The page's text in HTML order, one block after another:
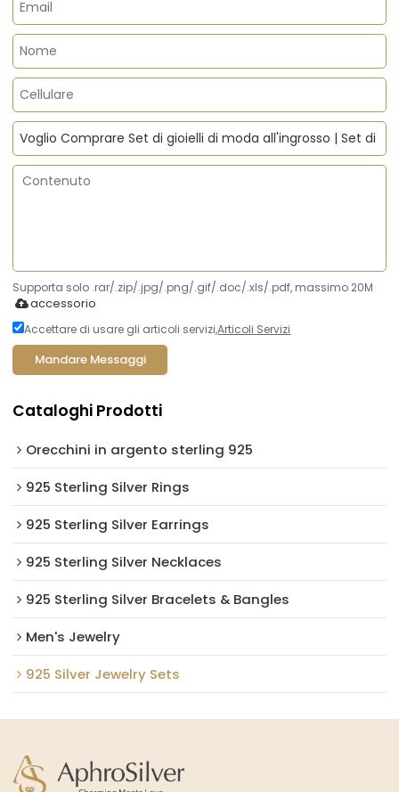
Supporta solo .rar/.zip/.jpg/.png/.gif/.doc/.xls/.pdf, massimo 20M
accessorio
Accettare di usare gli articoli servizi,Articoli Servizi
Mandare Messaggi
Cataloghi Prodotti
Orecchini in argento sterling 925
925 Sterling Silver Rings
925 Sterling Silver Earrings
925 Sterling Silver Necklaces
925 Sterling Silver Bracelets & Bangles
Men's Jewelry
925 Silver Jewelry Sets